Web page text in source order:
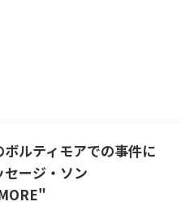
ボルティモアでの事件に
ージ・ソン